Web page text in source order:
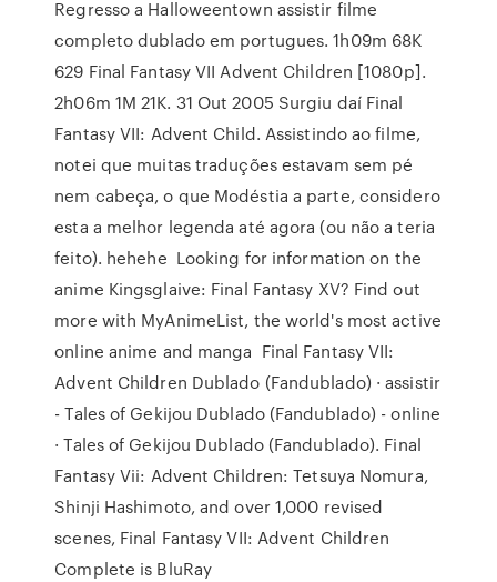
Regresso a Halloweentown assistir filme
completo dublado em portugues. 1h09m 68K
629 Final Fantasy VII Advent Children [1080p].
2h06m 1M 21K. 31 Out 2005 Surgiu daí Final
Fantasy VII: Advent Child. Assistindo ao filme,
notei que muitas traduções estavam sem pé
nem cabeça, o que Modéstia a parte, considero
esta a melhor legenda até agora (ou não a teria
feito). hehehe Looking for information on the
anime Kingsglaive: Final Fantasy XV? Find out
more with MyAnimeList, the world's most active
online anime and manga Final Fantasy VII:
Advent Children Dublado (Fandublado) · assistir
- Tales of Gekijou Dublado (Fandublado) - online
· Tales of Gekijou Dublado (Fandublado). Final
Fantasy Vii: Advent Children: Tetsuya Nomura,
Shinji Hashimoto, and over 1,000 revised
scenes, Final Fantasy VII: Advent Children
Complete is BluRay